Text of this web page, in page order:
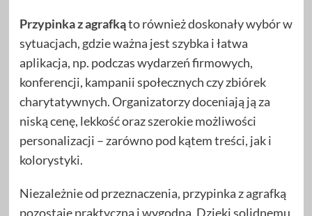
Przypinka z agrafkąto również doskonały wybór w
sytuacjach, gdzie ważna jest szybka i łatwa
aplikacja, np. podczas wydarzeń firmowych,
konferencji, kampanii społecznych czy zbiórek
charytatywnych. Organizatorzy doceniają ją za
niską cenę, lekkość oraz szerokie możliwości
personalizacji – zarówno pod kątem treści, jak i
kolorystyki.
Niezależnie od przeznaczenia, przypinka z agrafką
pozostaje praktyczna i wygodna. Dzięki solidnemu